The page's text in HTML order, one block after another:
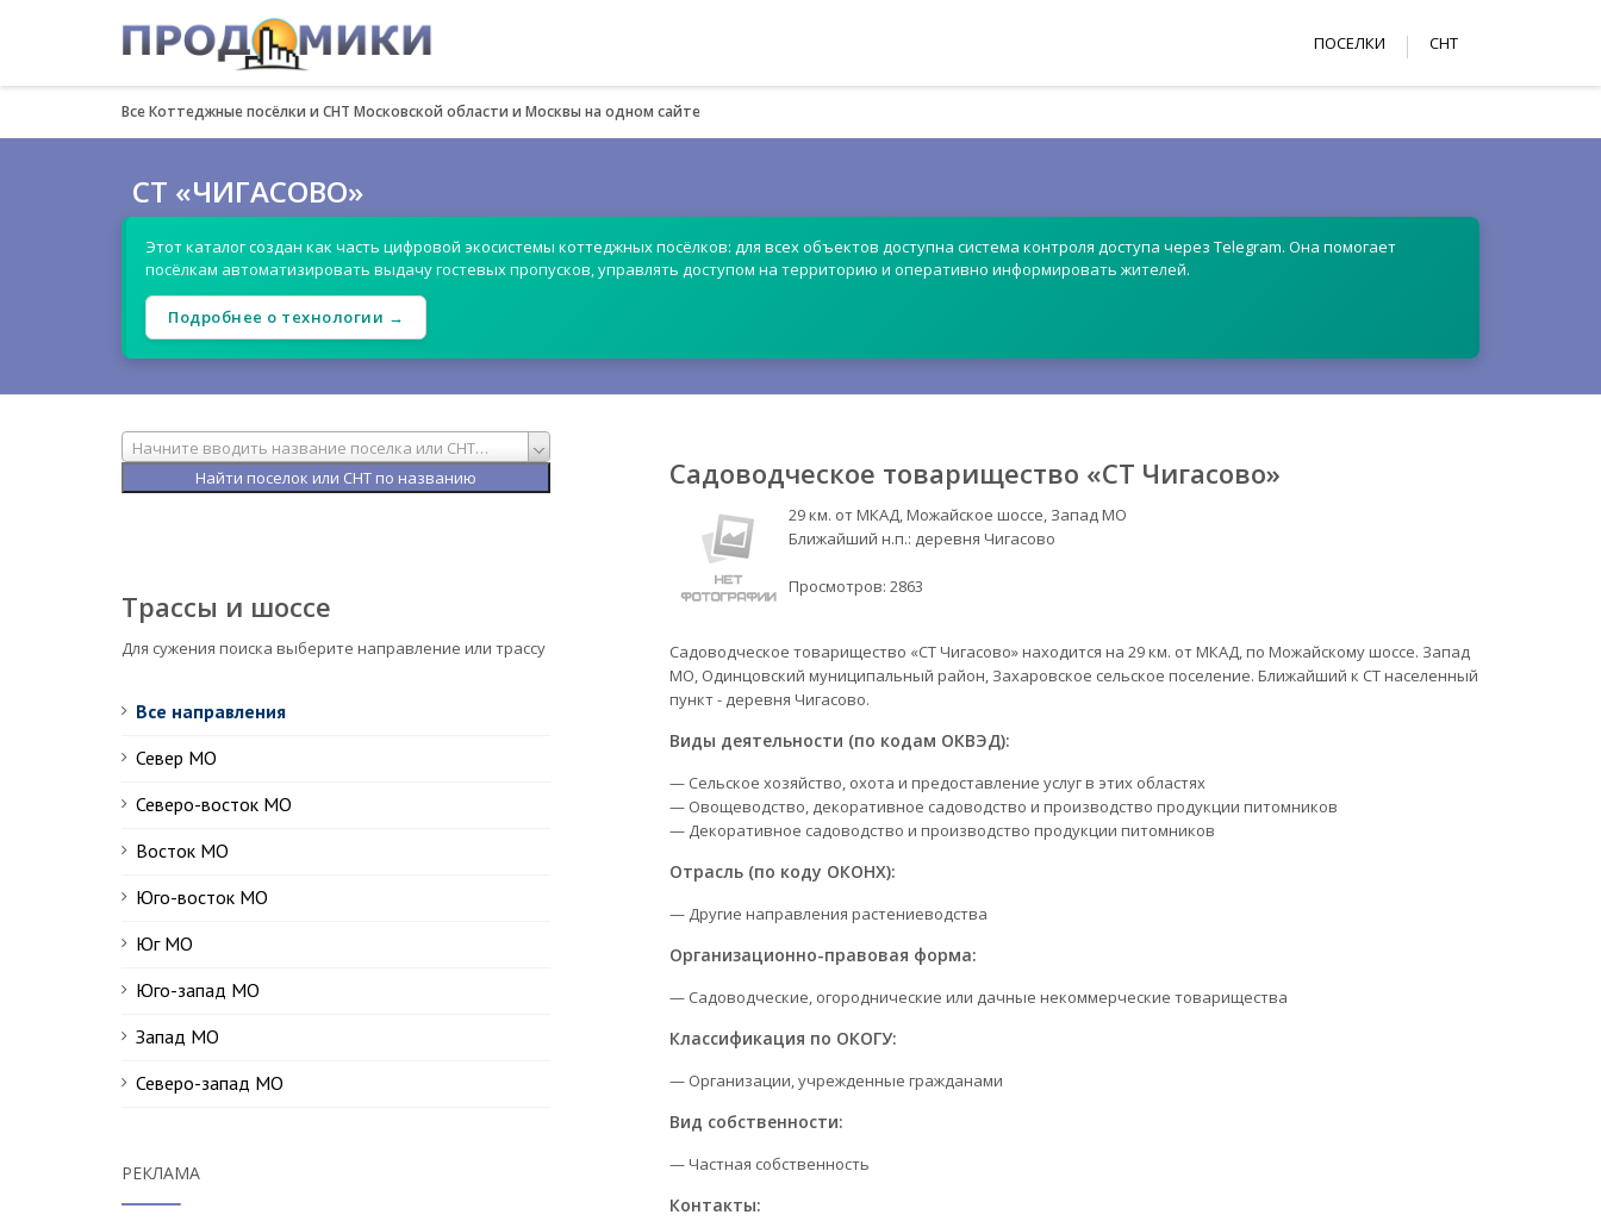
ПОСЕЛКИ СНТ
Все Коттеджные посёлки и СНТ Московской области и Москвы на одном сайте
СТ «ЧИГАСОВО»
Этот каталог создан как часть цифровой экосистемы коттеджных посёлков: для всех объектов доступна система контроля доступа через Telegram. Она помогает
посёлкам автоматизировать выдачу гостевых пропусков, управлять доступом на территорию и оперативно информировать жителей.
Подробнее о технологии →
Начните вводить название поселка или СНТ…
Трассы и шоссе
Для сужения поиска выберите направление или трассу
Все направления
Север МО
Северо-восток МО
Восток МО
Юго-восток МО
Юг МО
Юго-запад МО
Запад МО
Северо-запад МО
РЕКЛАМА
Садоводческое товарищество «СТ Чигасово»
29 км. от МКАД, Можайское шоссе, Запад МО
Ближайший н.п.: деревня Чигасово
Просмотров: 2863
Садоводческое товарищество «СТ Чигасово» находится на 29 км. от МКАД, по Можайскому шоссе. Запад
МО, Одинцовский муниципальный район, Захаровское сельское поселение. Ближайший к СТ населенный
пункт - деревня Чигасово.
Виды деятельности (по кодам ОКВЭД):
— Сельское хозяйство, охота и предоставление услуг в этих областях
— Овощеводство, декоративное садоводство и производство продукции питомников
— Декоративное садоводство и производство продукции питомников
Отрасль (по коду ОКОНХ):
— Другие направления растениеводства
Организационно-правовая форма:
— Садоводческие, огороднические или дачные некоммерческие товарищества
Классификация по ОКОГУ:
— Организации, учрежденные гражданами
Вид собственности:
— Частная собственность
Контакты: